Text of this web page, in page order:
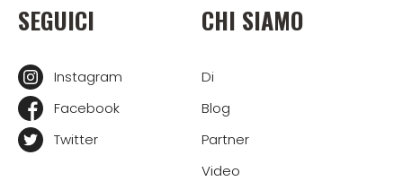
SEGUICI
Instagram
Facebook
Twitter
CHI SIAMO
Di
Blog
Partner
Video